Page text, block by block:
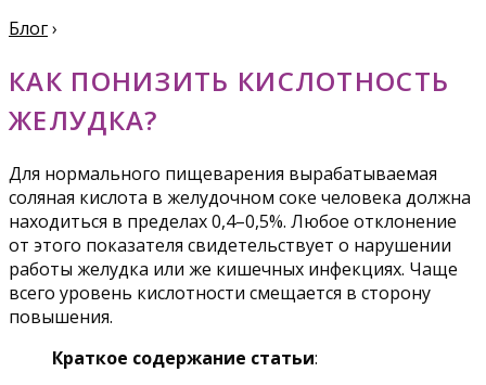
Блог›
КАК ПОНИЗИТЬ КИСЛОТНОСТЬ
ЖЕЛУДКА?
Для нормального пищеварения вырабатываемая
соляная кислота в желудочном соке человека должна
находиться в пределах 0,4–0,5%. Любое отклонение
от этого показателя свидетельствует о нарушении
работы желудка или же кишечных инфекциях. Чаще
всего уровень кислотности смещается в сторону
повышения.
Краткое содержание статьи: